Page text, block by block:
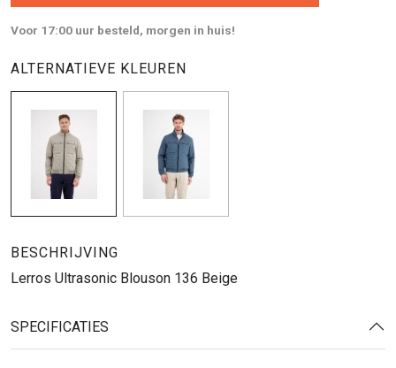
Voor 17:00 uur besteld, morgen in huis!
ALTERNATIEVE KLEUREN
BESCHRIJVING
Lerros Ultrasonic Blouson 136 Beige
SPECIFICATIES